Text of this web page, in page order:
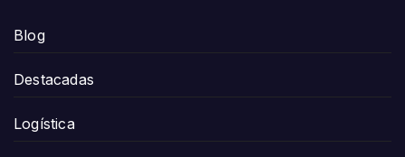
Blog
Destacadas
Logística